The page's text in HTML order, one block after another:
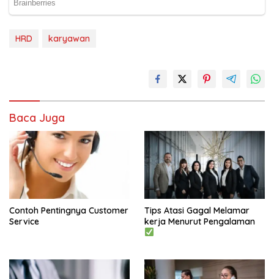
HRD karyawan
Baca Juga
Contoh Pentingnya Customer
Service
Tips Atasi Gagal Melamar
kerja Menurut Pengalaman